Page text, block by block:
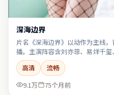
深海边界
片名《深海边界》以动作为主线
播。主演阵容含刘亦菲、易烊千玺
高清
流畅
9.1万
75个月前